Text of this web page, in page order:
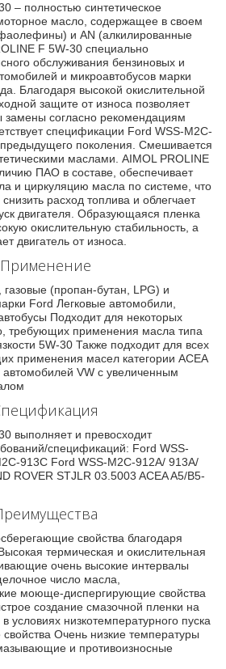
– полностью синтетическое
масло, содержащее в своем
и AN (алкилированные
F 5W-30 специально
обслуживания бензиновых и
и микроавтобусов марки
Благодаря высокой окислительной
защите от износа позволяет
замены согласно рекомендациям
спецификации Ford WSS-M2C-
поколения. Смешивается
маслами. AIMOL PROLINE
ПАО в составе, обеспечивает
и циркуляцию масла по системе, что
расход топлива и облегчает
двигателя. Образующаяся пленка
окислительную стабильность, а
двигатель от износа.
Применение
(пропан-бутан, LPG) и
Ford Легковые автомобили,
Подходит для некоторых
требующих применения масла типа
5W-30 Также подходит для всех
применения масел категории ACEA
VW с увеличенным
выполняет и превосходит
спецификаций: Ford WSS-
913С Ford WSS-M2C-912A/ 913A/
ROVER STJLR 03.5003 ACEA A5/B5-
свойства благодаря
термическая и окислительная
очень высокие интервалы
число масла,
моюще-диспергирующие свойства
создание смазочной пленки на
условиях низкотемпературного пуска
Очень низкие температуры
и противоизносные